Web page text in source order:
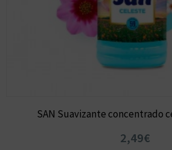
SAN Suavizante concentrado
2,49€